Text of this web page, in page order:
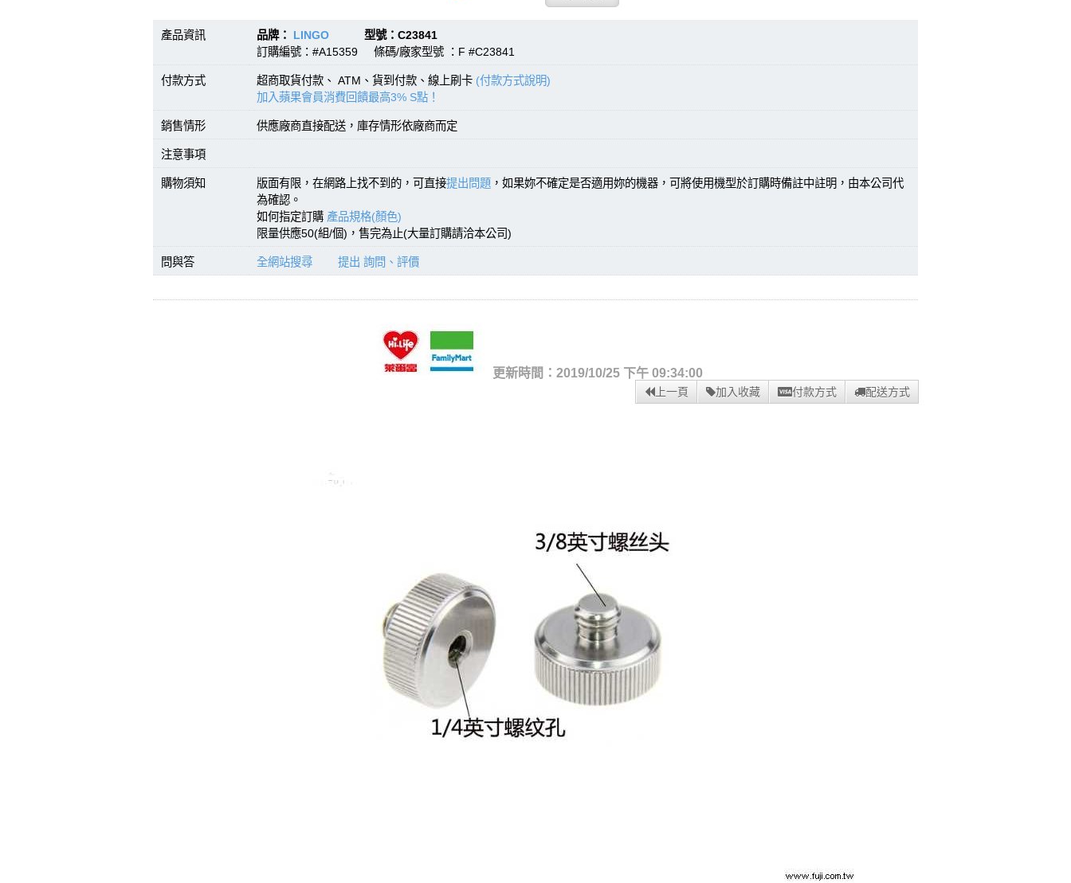
產品資訊 品牌： LINGO 型號：C23841
訂購編號：#A15359 條碼/廠家型號 ：F #C23841
付款方式 超商取貨付款、 ATM、貨到付款、線上刷卡 (付款方式說明)
加入蘋果會員消費回饋最高3% S點！
銷售情形 供應廠商直接配送，庫存情形依廠商而定
注意事項
購物須知 版面有限，在網路上找不到的，可直接提出問題 ，如果妳不確定是否適用妳的機器，可將使用機型於訂購時備註中註明，由本公司代
為確認。
如何指定訂購 產品規格(顏色)
限量供應50(組/個)，售完為止(大量訂購請洽本公司)
問與答 全網站搜尋 提出 詢問、評價
更新時間：2019/10/25 下午 09:34:00
上一頁 加入收藏 付款方式 配送方式